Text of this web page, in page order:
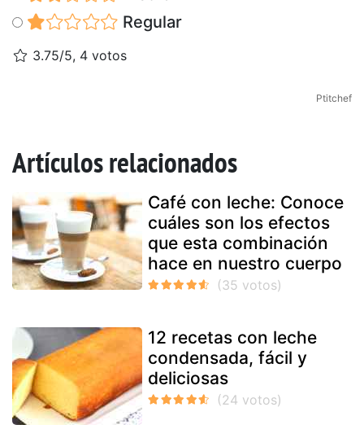
Regular
3.75/5, 4 votos
Ptitchef
Artículos relacionados
Café con leche: Conoce
cuáles son los efectos
que esta combinación
hace en nuestro cuerpo
12 recetas con leche
condensada, fácil y
deliciosas